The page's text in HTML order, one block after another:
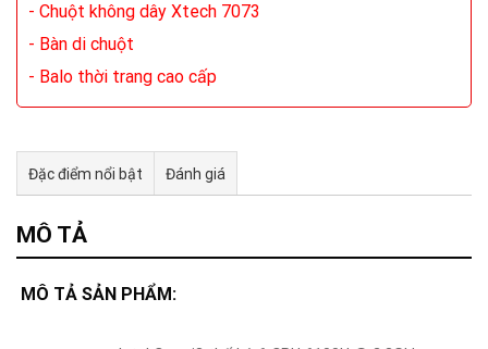
- Chuột không dây Xtech 7073
- Bàn di chuột
- Balo thời trang cao cấp
Đặc điểm nổi bật Đánh giá
Tư vấn & bán hàng qua Facebook
MÔ TẢ
MÔ TẢ SẢN PHẨM: